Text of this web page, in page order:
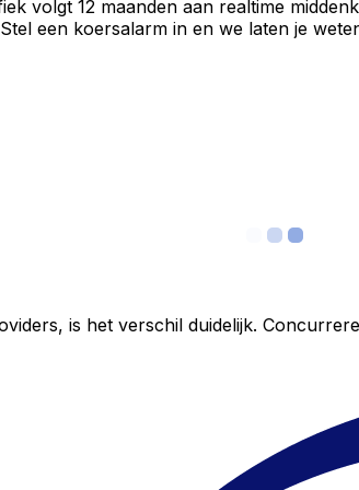
volgt 12 maanden aan realtime
een koersalarm in en we laten je
is het verschil duidelijk.